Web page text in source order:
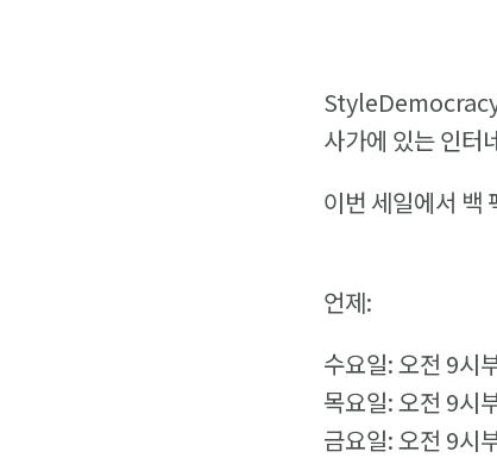
StyleDemocracy
사가에 있는 인터
이번 세일에서 백
언제:
수요일: 오전 9시
목요일: 오전 9시
금요일: 오전 9시